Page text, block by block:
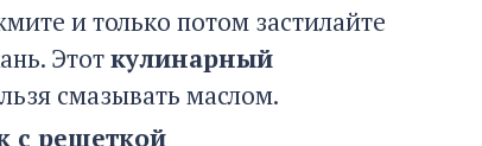
и только потом застилайте
Этоткулинарный
смазывать маслом.
с решеткой